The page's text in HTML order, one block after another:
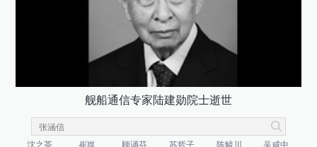
舰船通信专家陆建勋院士逝世
沈之荃 崔崑 顾诵芬 苏哲子 陈毓川
吴咸中